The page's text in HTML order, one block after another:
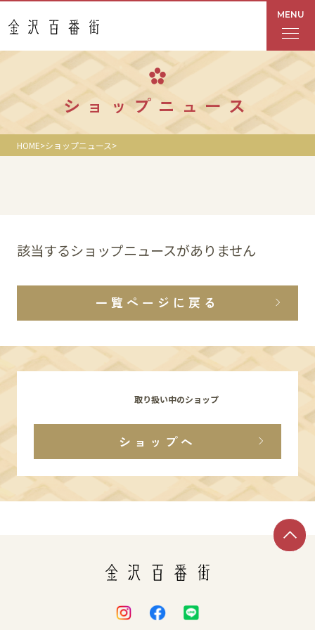
MENU
フロアガイド
あんと
Rinto
ショップニュース
イベント
館内サービス
施設からのお知らせ
スタッフ募集
ショップニュース
HOME ショップニュース
該当するショップニュースがありません
一覧ページに戻る
取り扱い中のショップ
ショップへ